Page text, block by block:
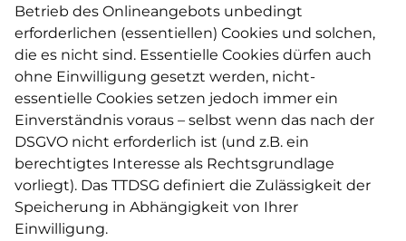
Betrieb des Onlineangebots unbedingt
erforderlichen (essentiellen) Cookies und solchen,
die es nicht sind. Essentielle Cookies dürfen auch
ohne Einwilligung gesetzt werden, nicht-
essentielle Cookies setzen jedoch immer ein
Einverständnis voraus – selbst wenn das nach der
DSGVO nicht erforderlich ist (und z.B. ein
berechtigtes Interesse als Rechtsgrundlage
vorliegt). Das TTDSG definiert die Zulässigkeit der
Speicherung in Abhängigkeit von Ihrer
Einwilligung.